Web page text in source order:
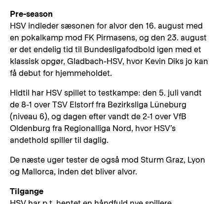
Pre-season
HSV indleder sæsonen for alvor den 16. august med
en pokalkamp mod FK Pirmasens, og den 23. august
er det endelig tid til Bundesligafodbold igen med et
klassisk opgør, Gladbach-HSV, hvor Kevin Diks jo kan
få debut for hjemmeholdet.
Hidtil har HSV spillet to testkampe: den 5. juli vandt
de 8-1 over TSV Elstorf fra Bezirksliga Lüneburg
(niveau 6), og dagen efter vandt de 2-1 over VfB
Oldenburg fra Regionalliga Nord, hvor HSV’s
andethold spiller til daglig.
De næste uger tester de også mod Sturm Graz, Lyon
og Mallorca, inden det bliver alvor.
Tilgange